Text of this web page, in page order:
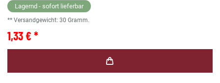
Lagernd - sofort lieferbar
** Versandgewicht: 30 Gramm.
1,33 € *